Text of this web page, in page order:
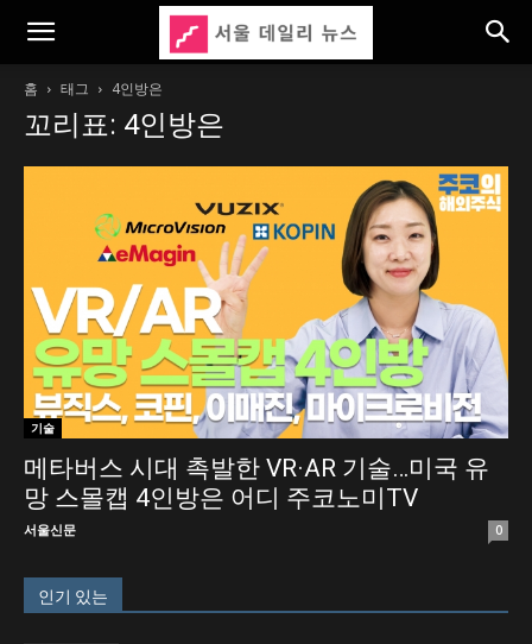
홈 태그 4인방은
꼬리표: 4인방은
기술
메타버스 시대 촉발한 VR·AR 기술…미국 유
망 스몰캡 4인방은 어디 주코노미TV
서울신문 0
인기 있는